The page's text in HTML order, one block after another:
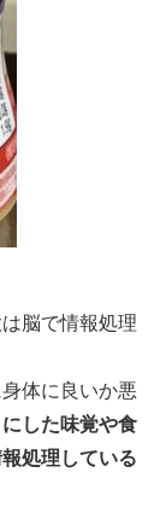
脳で情報処理
体に良いか悪
した味覚や食
処理している